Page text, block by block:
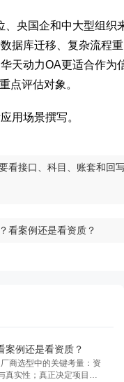
、央国企和中大型组织
据库迁移、复杂流程重
天动力OA更适合作为
点评估对象。
用场景撰写。
看接口、科目、账套和回
看案例还是看资质？
案例还是看资质？
商选型中的关键考量：资
实性；真正决定项目成